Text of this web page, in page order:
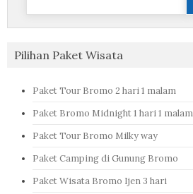
Pilihan Paket Wisata
Paket Tour Bromo 2 hari 1 malam
Paket Bromo Midnight 1 hari 1 malam
Paket Tour Bromo Milky way
Paket Camping di Gunung Bromo
Paket Wisata Bromo Ijen 3 hari